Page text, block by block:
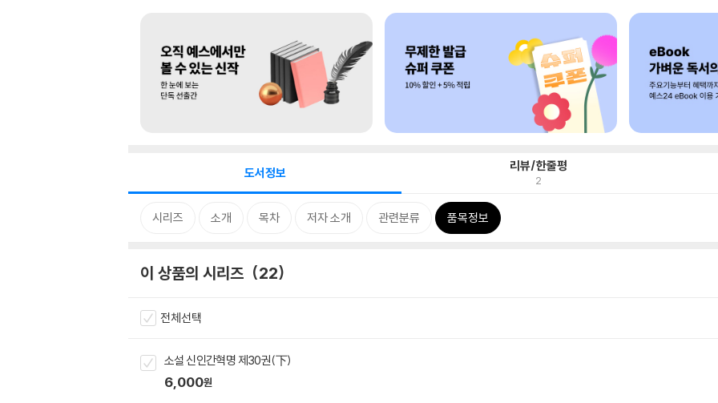
도서정보 리뷰/한줄평
2
시리즈 소개 목차 저자 소개 관련분류 품목정보
이 상품의 시리즈 22
전체선택
소설 신인간혁명 제30권(下)
6,000원